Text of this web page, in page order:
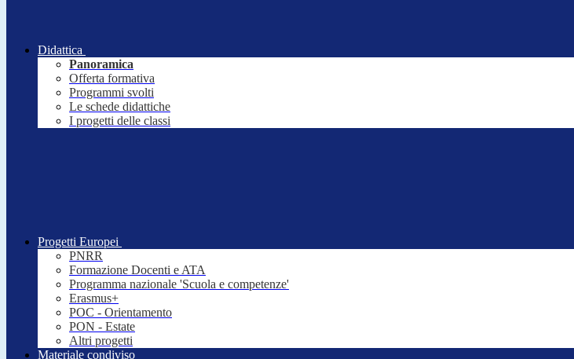
Didattica
Panoramica
Offerta formativa
Programmi svolti
Le schede didattiche
I progetti delle classi
Progetti Europei
PNRR
Formazione Docenti e ATA
Programma nazionale 'Scuola e competenze'
Erasmus+
POC - Orientamento
PON - Estate
Altri progetti
Materiale condiviso